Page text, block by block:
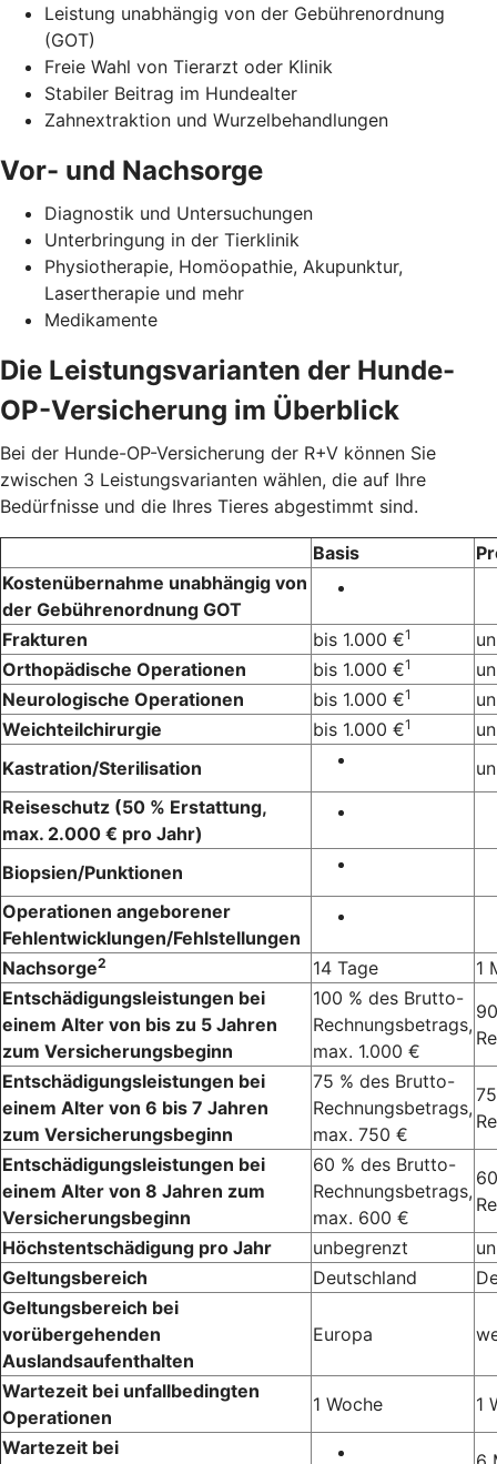
Leistung unabhängig von der Gebührenordnung
(GOT)
Freie Wahl von Tierarzt oder Klinik
Stabiler Beitrag im Hundealter
Zahnextraktion und Wurzelbehandlungen
Vor- und Nachsorge
Diagnostik und Untersuchungen
Unterbringung in der Tierklinik
Physiotherapie, Homöopathie, Akupunktur,
Lasertherapie und mehr
Medikamente
Die Leistungsvarianten der Hunde-
OP-Versicherung im Überblick
Bei der Hunde-OP-Versicherung der R+V können Sie
zwischen 3 Leistungsvarianten wählen, die auf Ihre
Bedürfnisse und die Ihres Tieres abgestimmt sind.
Basis
Kostenübernahme unabhängig von
der Gebührenordnung GOT
Frakturen
bis 1.000 €1
Orthopädische Operationen
bis 1.000 €1
Neurologische Operationen
bis 1.000 €1
Weichteilchirurgie
bis 1.000 €1
Kastration/Sterilisation
Reiseschutz (50 % Erstattung,
max. 2.000 € pro Jahr)
Biopsien/Punktionen
Operationen angeborener
Fehlentwicklungen/Fehlstellungen
Nachsorge2 14 Tage
1
Entschädigungsleistungen bei
einem Alter von bis zu 5 Jahren
zum Versicherungsbeginn
100 % des Brutto-
Rechnungsbetrags,
max. 1.000 €
Entschädigungsleistungen bei
einem Alter von 6 bis 7 Jahren
zum Versicherungsbeginn
75 % des Brutto-
Rechnungsbetrags,
max. 750 €
Entschädigungsleistungen bei
einem Alter von 8 Jahren zum
Versicherungsbeginn
60 % des Brutto-
Rechnungsbetrags,
max. 600 €
Höchstentschädigung pro Jahr
unbegrenzt
Geltungsbereich
Deutschland
Geltungsbereich bei
vorübergehenden
Auslandsaufenthalten
Europa
Wartezeit bei unfallbedingten
Operationen
1 Woche
1
Wartezeit bei